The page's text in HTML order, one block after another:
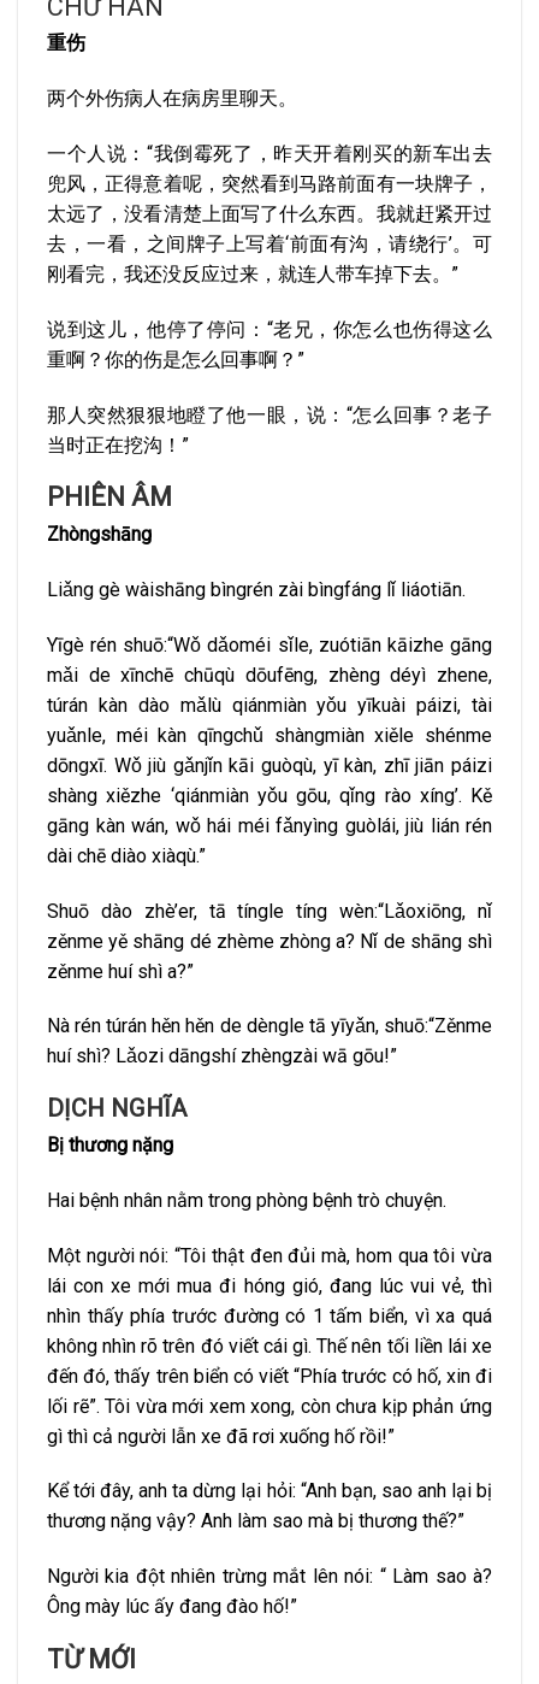
CHỮ HÁN
重伤
两个外伤病人在病房里聊天。
一个人说：“我倒霉死了，昨天开着刚买的新车出去
兜风，正得意着呢，突然看到马路前面有一块牌子，
太远了，没看清楚上面写了什么东西。我就赶紧开过
去，一看，之间牌子上写着‘前面有沟，请绕行’。可
刚看完，我还没反应过来，就连人带车掉下去。”
说到这儿，他停了停问：“老兄，你怎么也伤得这么
重啊？你的伤是怎么回事啊？”
那人突然狠狠地瞪了他一眼，说：“怎么回事？老子
当时正在挖沟！”
PHIÊN ÂM
Zhòngshāng
Liǎng gè wàishāng bìngrén zài bìngfáng lǐ liáotiān.
Yīgè rén shuō:“Wǒ dǎoméi sǐle, zuótiān kāizhe gāng
mǎi de xīnchē chūqù dōufēng, zhèng déyì zhene,
túrán kàn dào mǎlù qiánmiàn yǒu yīkuài páizi, tài
yuǎnle, méi kàn qīngchǔ shàngmiàn xiěle shénme
dōngxī. Wǒ jiù gǎnjǐn kāi guòqù, yī kàn, zhī jiān páizi
shàng xiězhe ‘qiánmiàn yǒu gōu, qǐng rào xíng’. Kě
gāng kàn wán, wǒ hái méi fǎnyìng guòlái, jiù lián rén
dài chē diào xiàqù.”
Shuō dào zhè’er, tā tíngle tíng wèn:“Lǎoxiōng, nǐ
zěnme yě shāng dé zhème zhòng a? Nǐ de shāng shì
zěnme huí shì a?”
Nà rén túrán hěn hěn de dèngle tā yīyǎn, shuō:“Zěnme
huí shì? Lǎozi dāngshí zhèngzài wā gōu!”
DỊCH NGHĨA
Bị thương nặng
Hai bệnh nhân nằm trong phòng bệnh trò chuyện.
Một người nói: “Tôi thật đen đủi mà, hom qua tôi vừa
lái con xe mới mua đi hóng gió, đang lúc vui vẻ, thì
nhìn thấy phía trước đường có 1 tấm biển, vì xa quá
không nhìn rõ trên đó viết cái gì. Thế nên tối liền lái xe
đến đó, thấy trên biển có viết “Phía trước có hố, xin đi
lối rẽ”. Tôi vừa mới xem xong, còn chưa kịp phản ứng
gì thì cả người lẫn xe đã rơi xuống hố rồi!”
Kể tới đây, anh ta dừng lại hỏi: “Anh bạn, sao anh lại bị
thương nặng vậy? Anh làm sao mà bị thương thế?”
Người kia đột nhiên trừng mắt lên nói: “ Làm sao à?
Ông mày lúc ấy đang đào hố!”
TỪ MỚI